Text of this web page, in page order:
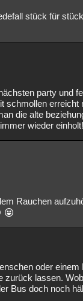
stück für
party und
schmollen erreicht
die alte
wieder einholt!
Rauchen
oder einem
zurück lassen.
Bus doch noch